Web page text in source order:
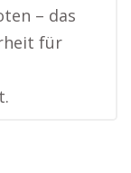
– das
für